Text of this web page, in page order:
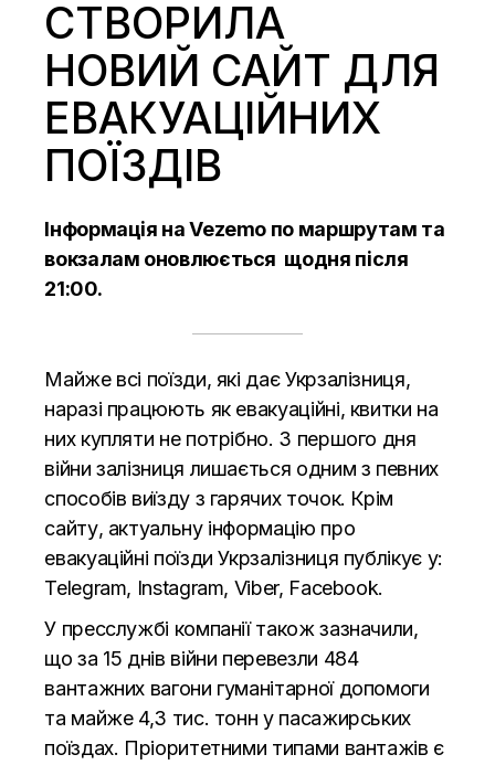
СТВОРИЛА
НОВИЙ САЙТ ДЛЯ
ЕВАКУАЦІЙНИХ
ПОЇЗДІВ
Інформація наVezemo по маршрутам та
вокзалам оновлюється щодня після
21:00.
Майже всі поїзди, які дає Укрзалізниця,
наразі працюють як евакуаційні, квитки на
них купляти не потрібно. З першого дня
війни залізниця лишається одним з певних
способів виїзду з гарячих точок. Крім
сайту, актуальну інформацію про
евакуаційні поїзди Укрзалізниця публікує у:
Telegram, Instagram, Viber, Facebook.
У пресслужбі компанії також зазначили,
що за 15 днів війни перевезли 484
вантажних вагони гуманітарної допомоги
та майже 4,3 тис. тонн у пасажирських
поїздах. Пріоритетними типами вантажів є